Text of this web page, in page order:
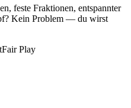
feste Fraktionen, entspannter
Kein Problem — du wirst
Fair Play